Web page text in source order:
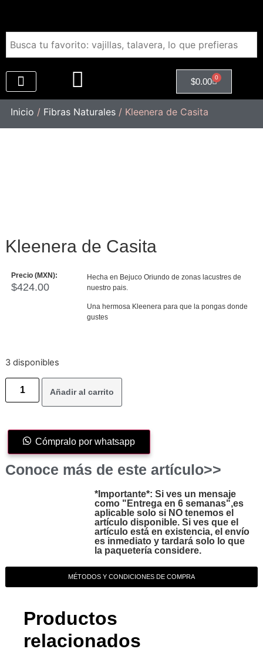
$0.00 0
Inicio / Fibras Naturales/ Kleenera de Casita
Kleenera de Casita
Precio (MXN):
$424.00
Hecha en Bejuco Oriundo de zonas lacustres de
nuestro pais.
Una hermosa Kleenera para que la pongas donde
gustes
3 disponibles
Añadir al carrito
Cómpralo por whatsapp
Conoce más de este artículo>>
*Importante*: Si ves un mensaje
como "Entrega en 6 semanas",es
aplicable solo si NO tenemos el
artículo disponible. Si ves que el
artículo está en existencia, el envío
es inmediato y tardará solo lo que
la paquetería considere.
MÉTODOS Y CONDICIONES DE COMPRA
Productos
relacionados